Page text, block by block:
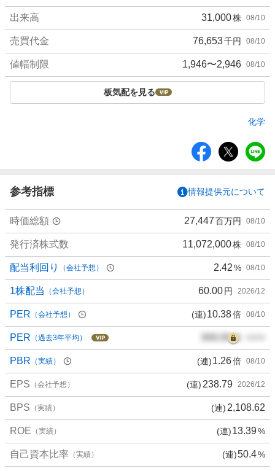
出来高 31,000株 08/10
売買代金 76,653千円 08/10
値幅制限 1,946〜2,946 08/10
板気配を見る
化学
ア
参考指標 情報提供元について
時価総額 27,447百万円 08/10
発行済株式数 11,072,000株 08/10
配当利回り （会社予想） 2.42% 08/10
1株配当 （会社予想） 60.00円 2026/12
PER （会社予想） (連)10.38倍 08/10
PER （過去3年平均） 000.00倍
PBR （実績） (連)1.26倍 08/10
EPS （会社予想） (連) 238.79 2026/12
BPS （実績） (連) 2,108.62
ROE （実績） (連)13.39%
自己資本比率 （実績） (連)50.4%